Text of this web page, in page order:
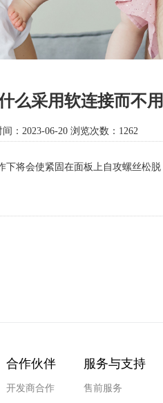
么采用软连接而不
间：2023-06-20 浏览次数：1262
将会使紧固在面板上自攻螺丝松
合作伙伴
开发商合作
服务与支持
售前服务